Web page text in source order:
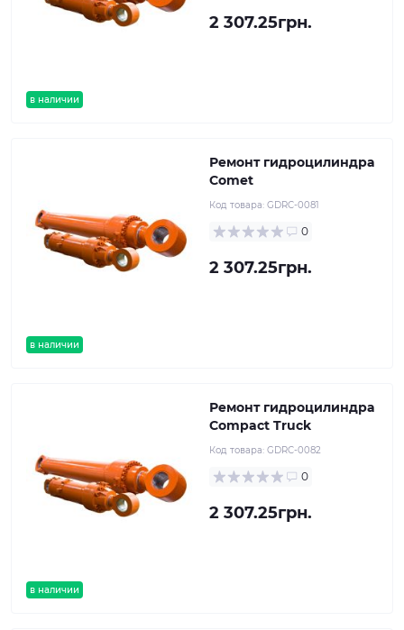
в наличии
2 307.25грн.
в наличии
Ремонт гидроцилиндра
Comet
Код товара: GDRC-0081
0
2 307.25грн.
в наличии
Ремонт гидроцилиндра
Compact Truck
Код товара: GDRC-0082
0
2 307.25грн.